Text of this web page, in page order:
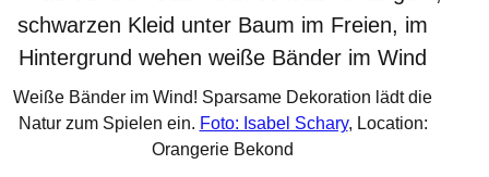
Weiße Bänder im Wind! Sparsame Dekoration lädt die
Natur zum Spielen ein. Foto: Isabel Schary, Location:
Orangerie Bekond